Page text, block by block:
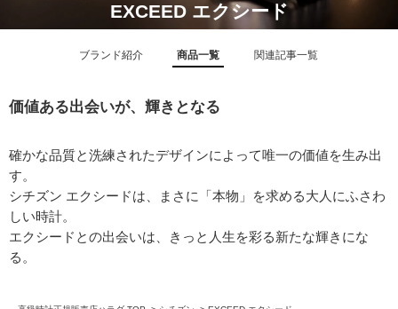
EXCEED エクシード
ブランド紹介 商品一覧 関連記事一覧
価値ある出会いが、輝きとなる
確かな品質と洗練されたデザインによって唯一の価値を生み出
す。
シチズン エクシードは、まさに「本物」を求める大人にふさわ
しい時計。
エクシードとの出会いは、きっと人生を彩る新たな輝きにな
る。